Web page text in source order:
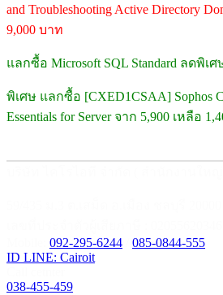
and Troubleshooting Active Directory
9,000 บาท
แลกซื้อ Microsoft SQL Standard ลดพิเศ
พิเศษ แลกซื้อ [CXED1CSAA] Sophos
Essentials for Server จาก 5,900 เหลือ
092-295-6244
085-0844-555
ID LINE: Cairoit
038-455-459